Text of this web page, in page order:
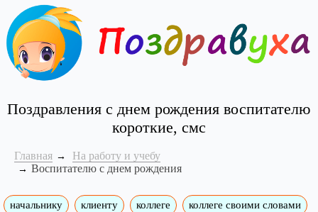
Поздравления с днем рождения воспитателю
короткие, смс
Главная
На работу и учебу
Воспитателю с днем рождения
начальнику клиенту коллеге коллеге своими словами